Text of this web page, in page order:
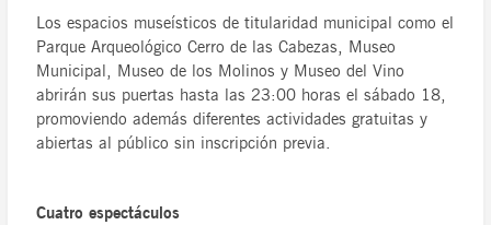
Los espacios museísticos de titularidad municipal como el
Parque Arqueológico Cerro de las Cabezas, Museo
Municipal, Museo de los Molinos y Museo del Vino
abrirán sus puertas hasta las 23:00 horas el sábado 18,
promoviendo además diferentes actividades gratuitas y
abiertas al público sin inscripción previa.
Cuatro espectáculos